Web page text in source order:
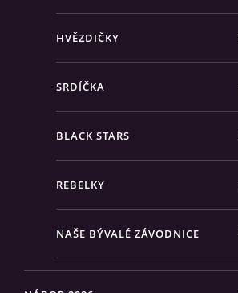
HVĚZDIČKY
SRDÍČKA
BLACK STARS
REBELKY
NAŠE BÝVALÉ ZÁVODNICE